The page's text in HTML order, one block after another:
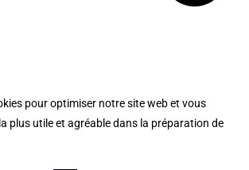
pour optimiser notre site web et vous
plus utile et agréable dans la préparation de